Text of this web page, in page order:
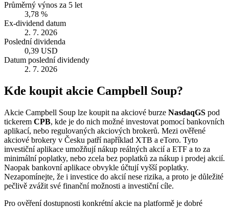
Průměrný výnos za 5 let
3,78 %
Ex-dividend datum
2. 7. 2026
Poslední dividenda
0,39 USD
Datum poslední dividendy
2. 7. 2026
Kde koupit akcie Campbell Soup?
Akcie Campbell Soup lze koupit na akciové burze NasdaqGS pod
tickerem CPB, kde je do nich možné investovat pomocí bankovních
aplikací, nebo regulovaných akciových brokerů. Mezi ověřené
akciové brokery v Česku patří například XTB a eToro. Tyto
investiční aplikace umožňují nákup reálných akcií a ETF a to za
minimální poplatky, nebo zcela bez poplatků za nákup i prodej akcií.
Naopak bankovní aplikace obvykle účtují vyšší poplatky.
Nezapomínejte, že i investice do akcií nese rizika, a proto je důležité
pečlivě zvážit své finanční možnosti a investiční cíle.
Pro ověření dostupnosti konkrétní akcie na platformě je dobré